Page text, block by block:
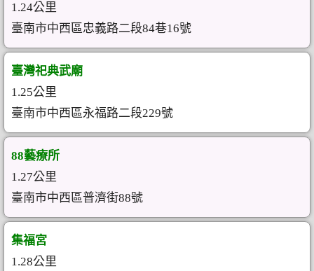
1.24公里
臺南市中西區忠義路二段84巷16號
臺灣祀典武廟
1.25公里
臺南市中西區永福路二段229號
88藝療所
1.27公里
臺南市中西區普濟街88號
集福宮
1.28公里